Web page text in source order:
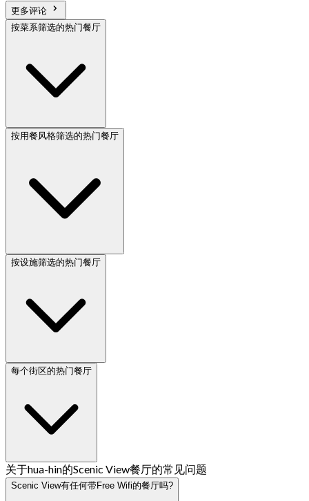
更多评论
按菜系筛选的热门餐厅
按用餐风格筛选的热门餐厅
按设施筛选的热门餐厅
每个街区的热门餐厅
关于hua-hin的Scenic View餐厅的常见问题
Scenic View有任何带Free Wifi的餐厅吗?